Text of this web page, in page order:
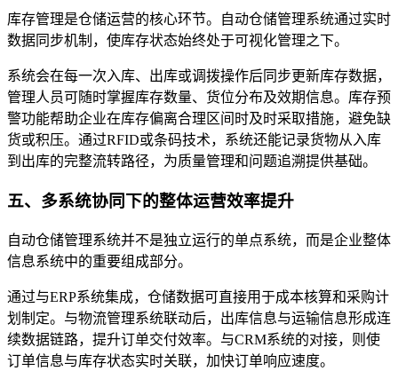
库存管理是仓储运营的核心环节。自动仓储管理系统通过实时
数据同步机制，使库存状态始终处于可视化管理之下。
系统会在每一次入库、出库或调拨操作后同步更新库存数据，
管理人员可随时掌握库存数量、货位分布及效期信息。库存预
警功能帮助企业在库存偏离合理区间时及时采取措施，避免缺
货或积压。通过RFID或条码技术，系统还能记录货物从入库
到出库的完整流转路径，为质量管理和问题追溯提供基础。
五、多系统协同下的整体运营效率提升
自动仓储管理系统并不是独立运行的单点系统，而是企业整体
信息系统中的重要组成部分。
通过与ERP系统集成，仓储数据可直接用于成本核算和采购计
划制定。与物流管理系统联动后，出库信息与运输信息形成连
续数据链路，提升订单交付效率。与CRM系统的对接，则使
订单信息与库存状态实时关联，加快订单响应速度。